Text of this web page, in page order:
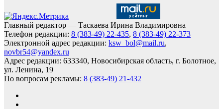
Главный редактор — Таскаева Ирина Владимировна
Телефон редакции: 8 (383-49) 22-435, 8 (383-49) 22-373
Электронной адрес редакции: ksw_bol@mail.ru,
novbr54@yandex.ru
Адрес редакции: 633340, Новосибирская область, г. Болотное,
ул. Ленина, 19
По вопросам рекламы: 8 (383-49) 21-432